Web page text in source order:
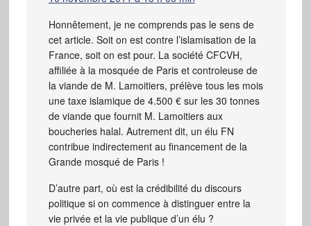
Honnêtement, je ne comprends pas le sens de
cet article. Soit on est contre l’islamisation de la
France, soit on est pour. La société CFCVH,
affiliée à la mosquée de Paris et controleuse de
la viande de M. Lamoitiers, prélève tous les mois
une taxe islamique de 4.500 € sur les 30 tonnes
de viande que fournit M. Lamoitiers aux
boucheries halal. Autrement dit, un élu FN
contribue indirectement au financement de la
Grande mosqué de Paris !
D’autre part, où est la crédibilité du discours
politique si on commence à distinguer entre la
vie privée et la vie publique d’un élu ?